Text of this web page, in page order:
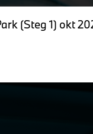
(Steg 1) okt